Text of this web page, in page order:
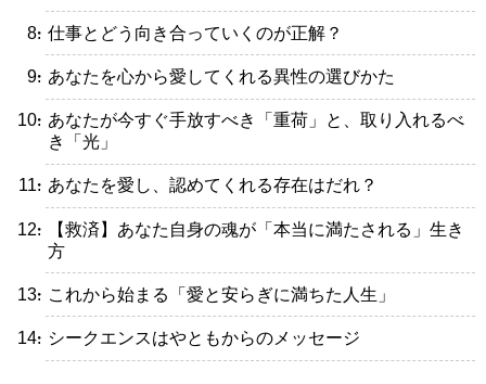
・仕事とどう向き合っていくのが正解？
・あなたを心から愛してくれる異性の選びかた
・あなたが今すぐ手放すべき「重荷」と、取り入れるべ
き「光」
・あなたを愛し、認めてくれる存在はだれ？
・【救済】あなた自身の魂が「本当に満たされる」生き
方
・これから始まる「愛と安らぎに満ちた人生」
・シークエンスはやともからのメッセージ